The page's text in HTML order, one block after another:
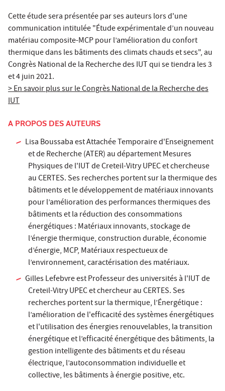
Cette étude sera présentée par ses auteurs lors d'une
communication intitulée "Étude expérimentale d’un nouveau
matériau composite-MCP pour l’amélioration du confort
thermique dans les bâtiments des climats chauds et secs", au
Congrès National de la Recherche des IUT qui se tiendra les 3
et 4 juin 2021.
> En savoir plus sur le Congrès National de la Recherche des
IUT
A PROPOS DES AUTEURS
Lisa Boussaba est Attachée Temporaire d'Enseignement
et de Recherche (ATER) au département Mesures
Physiques de l'IUT de Creteil-Vitry UPEC et chercheuse
au CERTES. Ses recherches portent sur la thermique des
bâtiments et le développement de matériaux innovants
pour l’amélioration des performances thermiques des
bâtiments et la réduction des consommations
énergétiques : Matériaux innovants, stockage de
l’énergie thermique, construction durable, économie
d’énergie, MCP, Matériaux respectueux de
l’environnement, caractérisation des matériaux.
Gilles Lefebvre est Professeur des universités à l'IUT de
Creteil-Vitry UPEC et chercheur au CERTES. Ses
recherches portent sur la thermique, l’Énergétique :
l’amélioration de l'efficacité des systèmes énergétiques
et l'utilisation des énergies renouvelables, la transition
énergétique et l’efficacité énergétique des bâtiments, la
gestion intelligente des bâtiments et du réseau
électrique, l’autoconsommation individuelle et
collective, les bâtiments à énergie positive, etc.